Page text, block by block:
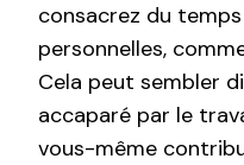
consacrez du
personnelles,
Cela peut sembler
accaparé par le
vous-même